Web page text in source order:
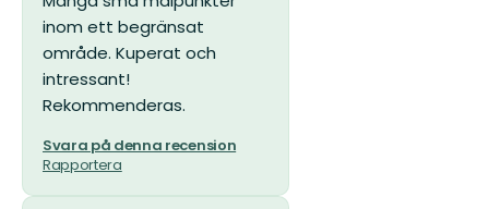
stjärnor
inom ett begränsat
område. Kuperat och
intressant!
Rekommenderas.
Svara på denna recension
Rapportera